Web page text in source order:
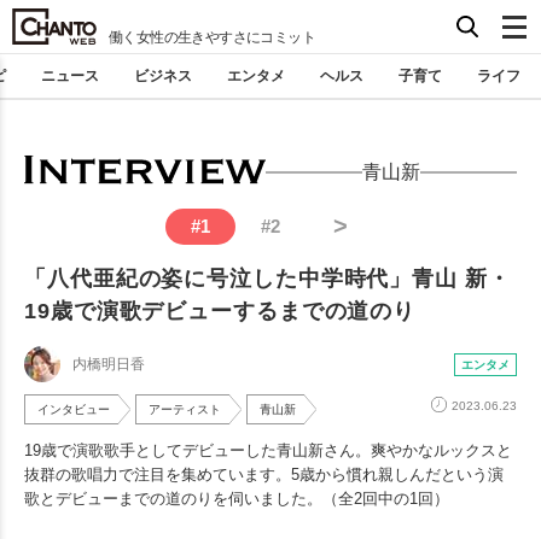
働く女性の生きやすさにコミット
ニュース ビジネス エンタメ ヘルス 子育て ライフ
青山新
#1 #2 >
「八代亜紀の姿に号泣した中学時代」青山 新・
19歳で演歌デビューするまでの道のり
内橋明日香 エンタメ
インタビュー アーティスト 青山新 2023.06.23
19歳で演歌歌手としてデビューした青山新さん。爽やかなルックスと
抜群の歌唱力で注目を集めています。5歳から慣れ親しんだという演
歌とデビューまでの道のりを伺いました。（全2回中の1回）